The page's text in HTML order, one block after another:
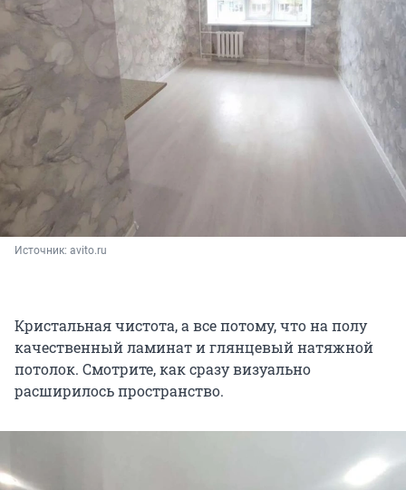
Источник: avito.ru
Кристальная чистота, а все потому, что на полу
качественный ламинат и глянцевый натяжной
потолок. Смотрите, как сразу визуально
расширилось пространство.